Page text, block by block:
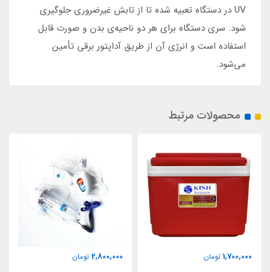
UV در دستگاه تعبیه شده تا از تابش غیرضروری جلوگیری
شود. سری دستگاه برای هر دو ناحیه‌ی بدن و صورت قابل
استفاده است و انرژی آن از طریق آداپتور برقی تأمین
می‌شود.
محصولات مرتبط
1,700,000 تومان
2,800,000 تومان